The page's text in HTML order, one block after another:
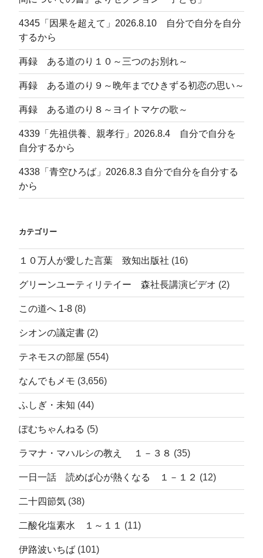
4345「因果を超えて」2026.8.10 自分で自分を自分
するから
再録 ある道のり１０～三つのお別れ～
再録 ある道のり９～晩年までひきずる初恋の思い～
再録 ある道のり８～ヨイトマケの歌～
4339「先祖供養、親孝行」2026.8.4 自分で自分を
自分するから
4338「青空ひろば」2026.8.3 自分で自分を自分する
から
カテゴリー
１０万人が愛した言葉 致知出版社 (16)
グリーンユーティリテイー 森社長講演ビデオ (2)
この道へ 1-8 (8)
シオンの議定書 (2)
テネモスの部屋 (554)
なんでもメモ (3,656)
ふしぎ・未知 (44)
ぽむちゃんねる (5)
ラマナ・マハルシの教え １－３８ (35)
一日一話 読めば心が熱くなる １－１２ (12)
二十四節気 (38)
二酸化塩素水 １～１１ (11)
伊路波いちば (101)